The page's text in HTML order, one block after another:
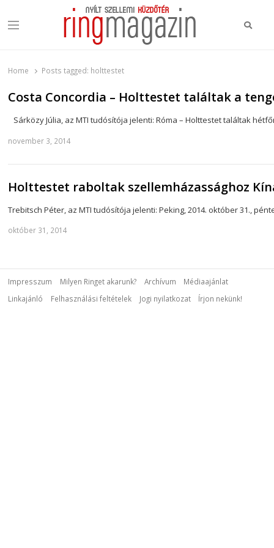
Menu
Home Posts tagged: holttestet
Costa Concordia – Holttestet találtak a
Sárközy Júlia, az MTI tudósítója jelenti: Róma – Holttestet találtak
november 3, 2014
Holttestet raboltak szellemházassághoz
Trebitsch Péter, az MTI tudósítója jelenti: Peking, 2014. október 31.,
október 31, 2014
Impresszum Milyen Ringet akarunk? Archívum
Médiaajánlat
Linkajánló
Felhasználási feltételek Jogi nyilatkozat Írjon nekünk!